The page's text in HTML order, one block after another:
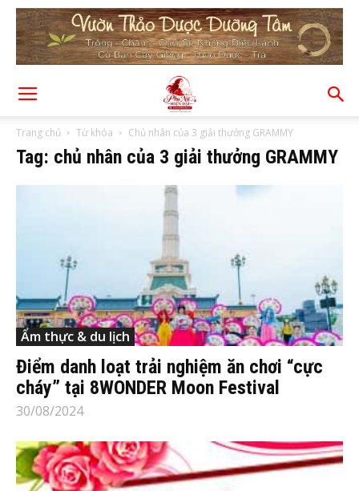
Trang chủ Từ khóa Chủ nhân của 3 giải thưởng GRAMMY
Tag: chủ nhân của 3 giải thưởng GRAMMY
Ẩm thực & du lịch
Điểm danh loạt trải nghiệm ăn chơi “cực
cháy” tại 8WONDER Moon Festival
30/08/2024